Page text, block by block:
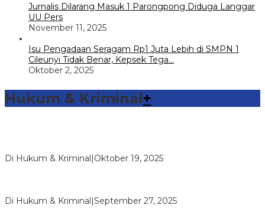
Jurnalis Dilarang Masuk 1 Parongpong Diduga Langgar
UU Pers
November 11, 2025
Isu Pengadaan Seragam Rp1 Juta Lebih di SMPN 1
Cileunyi Tidak Benar, Kepsek Tega…
Oktober 2, 2025
Hukum & Kriminal+
Di Hukum & Kriminal|Oktober 19, 2025
Di Hukum & Kriminal|September 27, 2025